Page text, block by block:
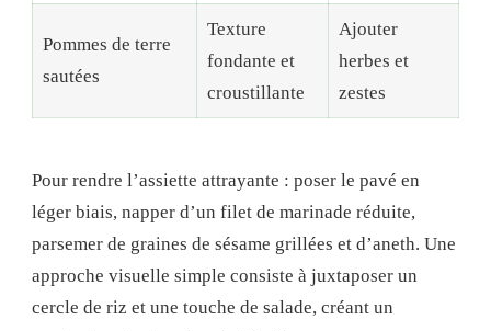
Pommes de terre
sautées
Texture
fondante et
croustillante
Ajouter
herbes et
zestes
Pour rendre l’assiette attrayante : poser le pavé en
léger biais, napper d’un filet de marinade réduite,
parsemer de graines de sésame grillées et d’aneth. Une
approche visuelle simple consiste à juxtaposer un
cercle de riz et une touche de salade, créant un